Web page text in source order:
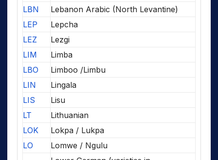
LBN
Lebanon Arabic (North Levantine)
LEP
Lepcha
LEZ
Lezgi
LIM
Limba
LBO
Limboo /Limbu
LIN
Lingala
LIS
Lisu
LT
Lithuanian
LOK
Lokpa / Lukpa
LO
Lomwe / Ngulu